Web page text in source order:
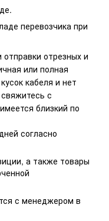
перевозчика при
отрезных и
или полная
кабеля и нет
с
близкий по
согласно
а также товары
с менеджером в